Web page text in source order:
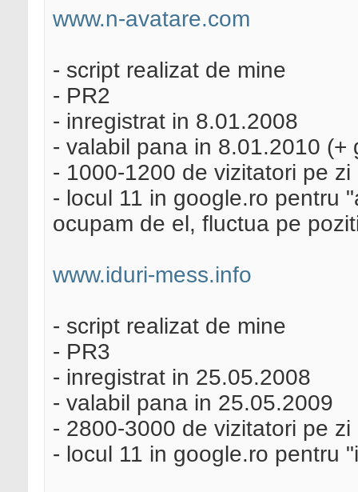
www.n-avatare.com
- script realizat de mine
- PR2
- inregistrat in 8.01.2008
- valabil pana in 8.01.2010 (+
- 1000-1200 de vizitatori pe zi
- locul 11 in google.ro pentru
ocupam de el, fluctua pe
www.iduri-mess.info
- script realizat de mine
- PR3
- inregistrat in 25.05.2008
- valabil pana in 25.05.2009
- 2800-3000 de vizitatori pe zi
- locul 11 in google.ro pentru